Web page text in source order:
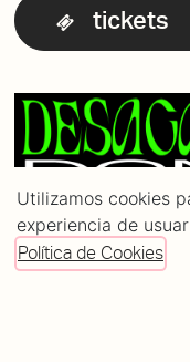
tickets
Utilizamos cookies
experiencia de
Política de Cookies